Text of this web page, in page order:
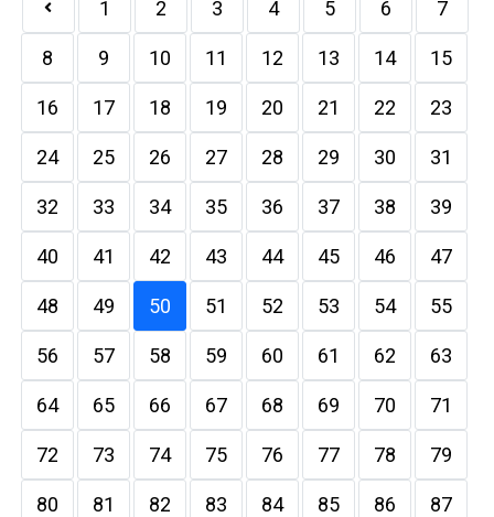
1 2 3 4 5 6 7
8 9 10 11 12 13 14 15
16 17 18 19 20 21 22 23
24 25 26 27 28 29 30 31
32 33 34 35 36 37 38 39
40 41 42 43 44 45 46 47
48 49 50 51 52 53 54 55
56 57 58 59 60 61 62 63
64 65 66 67 68 69 70 71
72 73 74 75 76 77 78 79
80 81 82 83 84 85 86 87